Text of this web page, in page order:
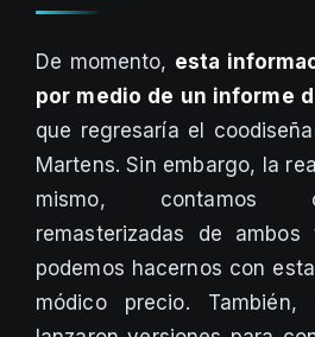
De momento, esta
por medio de un informe
que regresaría el
Martens. Sin embargo, la
mismo, contamos
remasterizadas de ambos
podemos hacernos con
módico precio. También,